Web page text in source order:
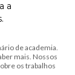
a
de academia.
mais. Nossos
os trabalhos